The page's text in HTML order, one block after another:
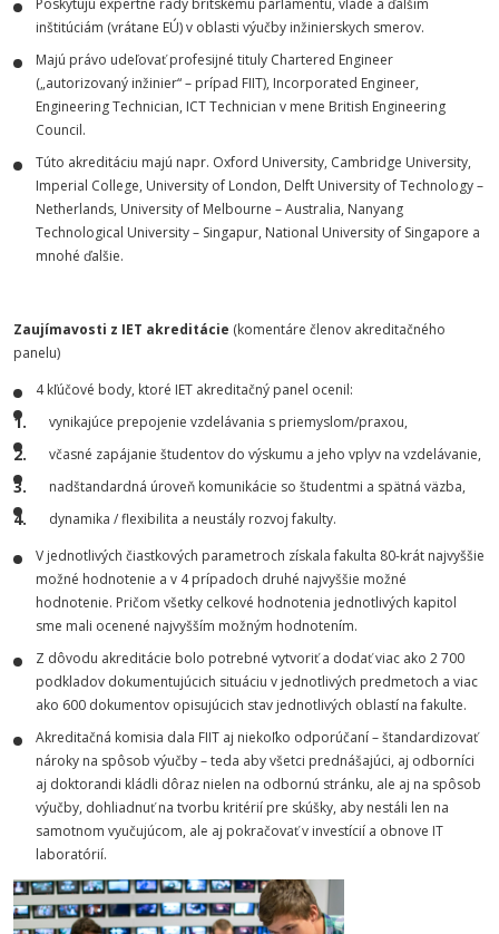
Poskytujú expertné rady britskému parlamentu, vláde a ďalším
inštitúciám (vrátane EÚ) v oblasti výučby inžinierskych smerov.
Majú právo udeľovať profesijné tituly Chartered Engineer
(„autorizovaný inžinier“ – prípad FIIT), Incorporated Engineer,
Engineering Technician, ICT Technician v mene British Engineering
Council.
Túto akreditáciu majú napr. Oxford University, Cambridge University,
Imperial College, University of London, Delft University of Technology –
Netherlands, University of Melbourne – Australia, Nanyang
Technological University – Singapur, National University of Singapore a
mnohé ďalšie.
Zaujímavosti z IET akreditácie (komentáre členov akreditačného
panelu)
4 kľúčové body, ktoré IET akreditačný panel ocenil:
vynikajúce prepojenie vzdelávania s priemyslom/praxou,
včasné zapájanie študentov do výskumu a jeho vplyv na vzdelávanie,
nadštandardná úroveň komunikácie so študentmi a spätná väzba,
dynamika / flexibilita a neustály rozvoj fakulty.
V jednotlivých čiastkových parametroch získala fakulta 80-krát najvyššie
možné hodnotenie a v 4 prípadoch druhé najvyššie možné
hodnotenie. Pričom všetky celkové hodnotenia jednotlivých kapitol
sme mali ocenené najvyšším možným hodnotením.
Z dôvodu akreditácie bolo potrebné vytvoriť a dodať viac ako 2 700
podkladov dokumentujúcich situáciu v jednotlivých predmetoch a viac
ako 600 dokumentov opisujúcich stav jednotlivých oblastí na fakulte.
Akreditačná komisia dala FIIT aj niekoľko odporúčaní – štandardizovať
nároky na spôsob výučby – teda aby všetci prednášajúci, aj odborníci
aj doktorandi kládli dôraz nielen na odbornú stránku, ale aj na spôsob
výučby, dohliadnuť na tvorbu kritérií pre skúšky, aby nestáli len na
samotnom vyučujúcom, ale aj pokračovať v investícií a obnove IT
laboratórií.